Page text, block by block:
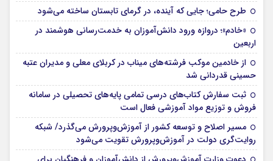
طرح حامی؛ جایی که آینده، در گرمای تابستان ساخته می‌شود
«خادم»؛ دروازه ورود دانش‌آموزان به خدمت‌رسانی هوشمند در
اربعین
از خادمین موکب فرشته‌های میناب در کربلای معلی و مدیران عتبه
حسینی قدردانی شد
ثبت سفارش کتاب‌های درسی تمامی پایه‌های تحصیلی در سامانه
فروش و توزیع مواد آموزشی فعال است
مسیر اصلاح و توسعه کشور از آموزش‌وپرورش می‌گذرد/ شبکه
روایت‌‌گری دولت در آموزش‌وپرورش تقویت می‌شود